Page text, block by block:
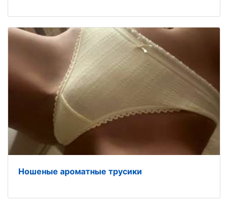
Ношеные ароматные трусики